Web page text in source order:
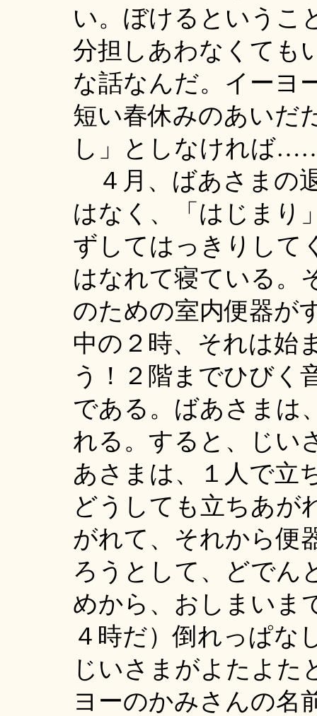
い。ぼけるというこ
分担しあわなくても
な話なんだ。イーヨ
短い春休みのあいだ
し」としなければ
４月、ばあさまの
はなく、「はじまり
ずしてはっきりして
はなれて寝ている。
のための室内便器が
中の２時、それは始
う！２階までひびく
である。ばあさまは
れる。すると、じい
あさまは、１人で立
どうしても立ちあが
がれて、それから便
ろうとして、どでん
めから、おしまいま
４時だ）倒れっぱな
じいさまがよたよた
ヨーのかみさんの名